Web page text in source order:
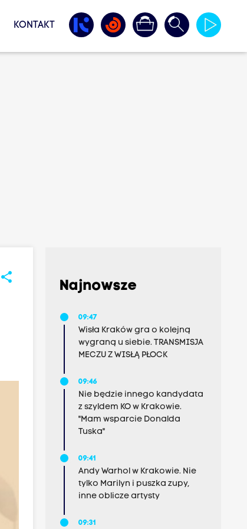
KONTAKT
share
Najnowsze
09:47
Wisła Kraków gra o kolejną
wygraną u siebie. TRANSMISJA
MECZU Z WISŁĄ PŁOCK
09:46
Nie będzie innego kandydata
z szyldem KO w Krakowie.
"Mam wsparcie Donalda
Tuska"
09:41
Andy Warhol w Krakowie. Nie
tylko Marilyn i puszka zupy,
inne oblicze artysty
09:31